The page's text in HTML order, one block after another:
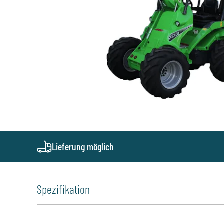
Lieferung möglich
Spezifikation